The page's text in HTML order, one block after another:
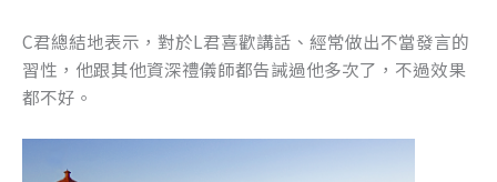
C君總結地表示，對於L君喜歡講話、經常做出不當發言的
習性，他跟其他資深禮儀師都告誡過他多次了，不過效果
都不好。